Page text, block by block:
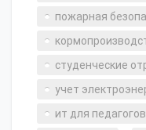
пожарная
студенческие
учет
ит для педагогов